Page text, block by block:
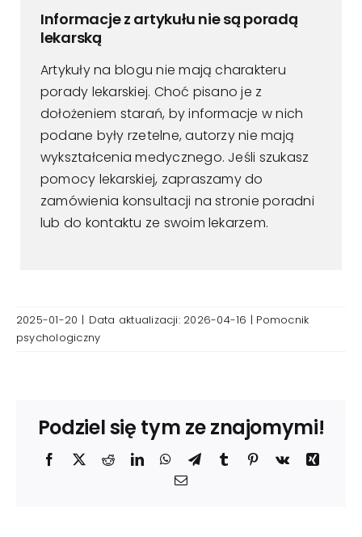
Informacje z artykułu nie są poradą
lekarską
Artykuły na blogu nie mają charakteru
porady lekarskiej. Choć pisano je z
dołożeniem starań, by informacje w nich
podane były rzetelne, autorzy nie mają
wykształcenia medycznego. Jeśli szukasz
pomocy lekarskiej, zapraszamy do
zamówienia konsultacji na stronie poradni
lub do kontaktu ze swoim lekarzem.
2025-01-20 | Data aktualizacji: 2026-04-16 | Pomocnik
psychologiczny
Podziel się tym ze znajomymi!
Facebook
X RedditLinkedInWhatsApp
TelegramTumblr Pinterest
Vk
Xing
Email